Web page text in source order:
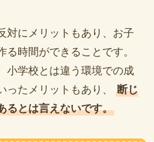
対にメリットもあり、お子
る時間ができることです。
小学校とは違う環境での成
ったメリットもあり、 断じ
るとは言えないです。